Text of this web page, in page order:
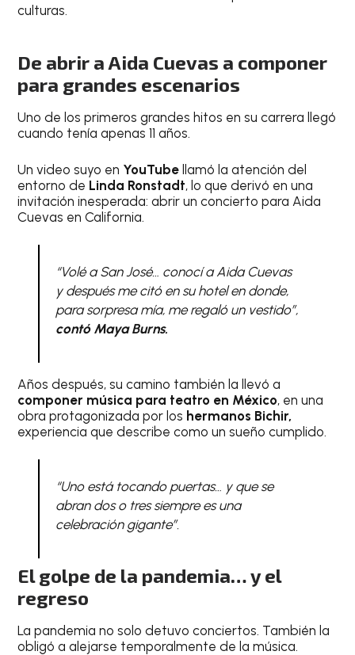
culturas.
De abrir a Aida Cuevas a componer
para grandes escenarios
Uno de los primeros grandes hitos en su carrera llegó
cuando tenía apenas 11 años.
Un video suyo en YouTube llamó la atención del
entorno de Linda Ronstadt, lo que derivó en una
invitación inesperada: abrir un concierto para Aida
Cuevas en California.
“Volé a San José… conocí a Aida Cuevas
y después me citó en su hotel en donde,
para sorpresa mía, me regaló un vestido”,
contó Maya Burns.
Años después, su camino también la llevó a
componer música para teatro en México, en una
obra protagonizada por los hermanos Bichir,
experiencia que describe como un sueño cumplido.
“Uno está tocando puertas… y que se
abran dos o tres siempre es una
celebración gigante”.
El golpe de la pandemia… y el
regreso
La pandemia no solo detuvo conciertos. También la
obligó a alejarse temporalmente de la música.